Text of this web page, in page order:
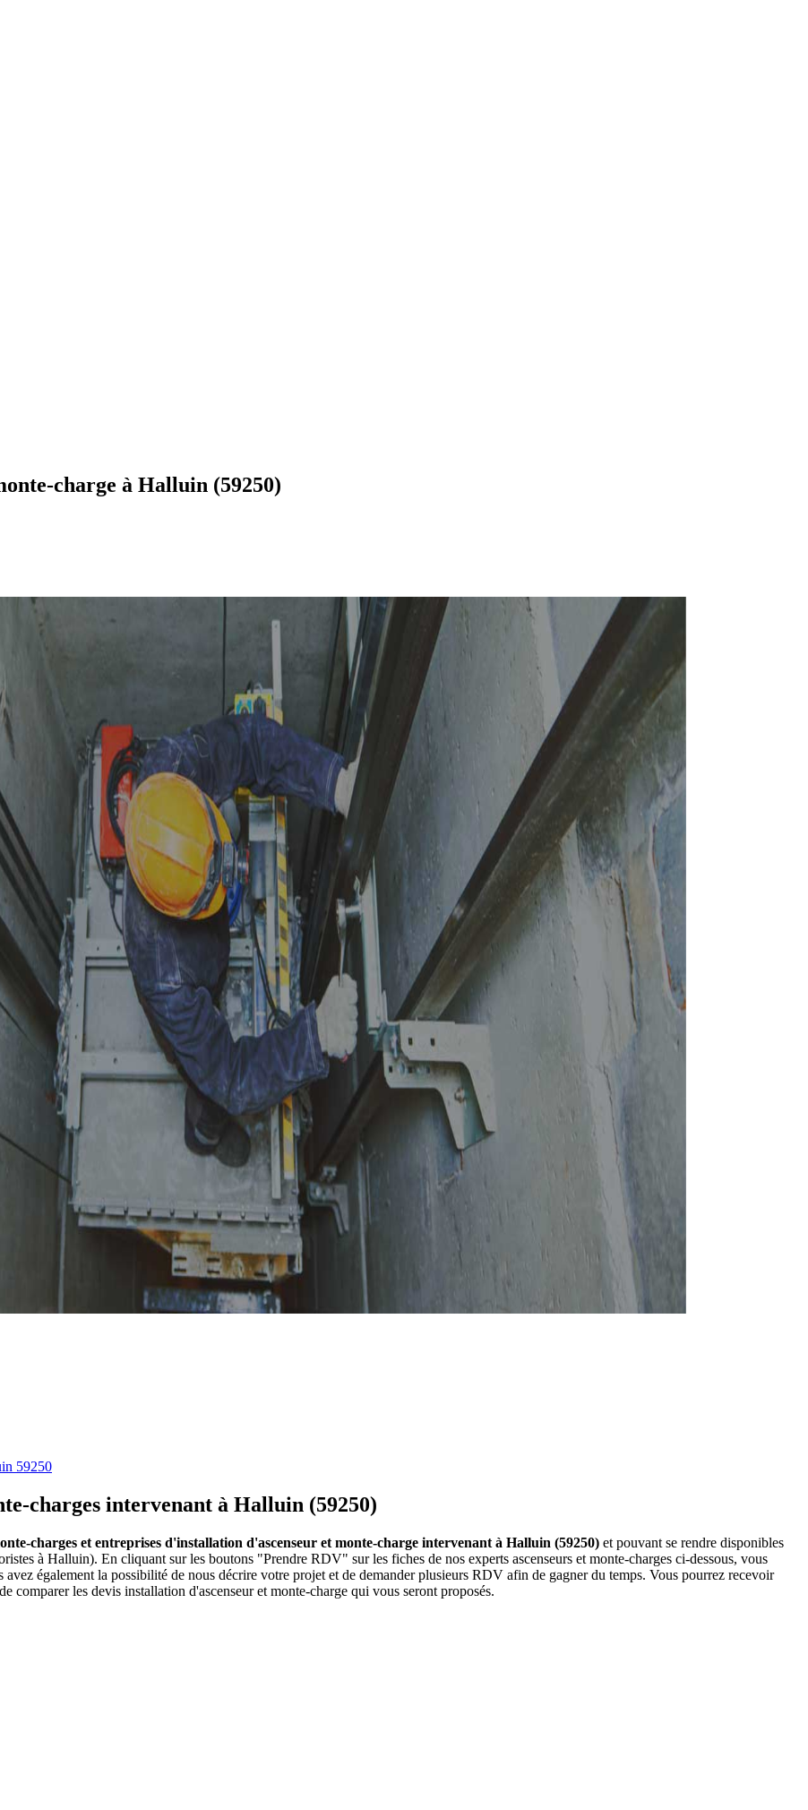
charge à Halluin (59250)
59250
charges intervenant à Halluin (59250)
charges et entreprises d'installation d'ascenseur et monte-charge intervenant à Halluin (59250) et pouvant se rendre disponibles
à Halluin). En cliquant sur les boutons "Prendre RDV" sur les fiches de nos experts ascenseurs et monte-charges ci-dessous, vous
également la possibilité de nous décrire votre projet et de demander plusieurs RDV afin de gagner du temps. Vous pourrez recevoir
comparer les devis installation d'ascenseur et monte-charge qui vous seront proposés.